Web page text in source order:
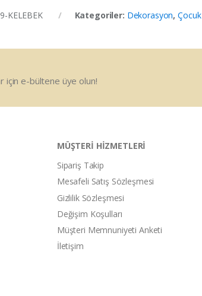
KELEBEK Kategoriler: Dekorasyon,Çocuk
için e-bültene üye olun!
MÜŞTERİ HİZMETLERİ
Sipariş Takip
Mesafeli Satış Sözleşmesi
Gizlilik Sözleşmesi
Değişim Koşulları
Müşteri Memnuniyeti Anketi
İletişim